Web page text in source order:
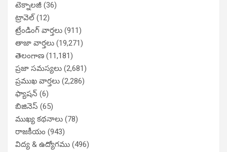
టెక్నాలజీ (36)
ట్రావెల్(12)
ట్రేండింగ్ వార్తలు (911)
తాజా వార్తలు (19,271)
తెలంగాణ (11,181)
ప్రజా సమస్యలు (2,681)
ప్రముఖ వార్తలు (2,286)
ఫ్యాషన్ (6)
బిజినెస్ (65)
ముఖ్య కథనాలు (78)
రాజకీయం (943)
విద్య & ఉద్యోగము (496)